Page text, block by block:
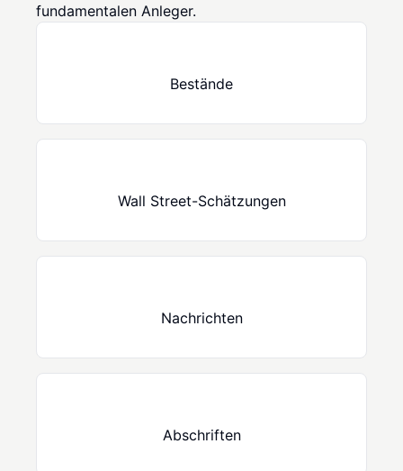
fundamentalen Anleger.
Bestände
Wall Street-Schätzungen
Nachrichten
Abschriften